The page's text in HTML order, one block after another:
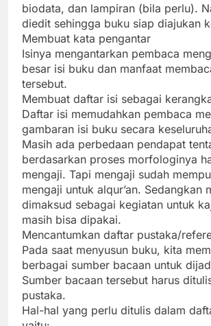
biodata, dan lampiran (bila perlu).
diedit sehingga buku siap diajukan
Membuat kata pengantar
Isinya mengantarkan pembaca
besar isi buku dan manfaat
tersebut.
Membuat daftar isi sebagai
Daftar isi memudahkan pembaca
gambaran isi buku secara
Masih ada perbedaan pendapat
berdasarkan proses morfologinya
mengaji. Tapi mengaji sudah
mengaji untuk alqur’an. Sedangkan
dimaksud sebagai kegiatan untuk
masih bisa dipakai.
Mencantumkan daftar pustaka/
Pada saat menyusun buku, kita
berbagai sumber bacaan untuk
Sumber bacaan tersebut harus
pustaka.
Hal-hal yang perlu ditulis dalam